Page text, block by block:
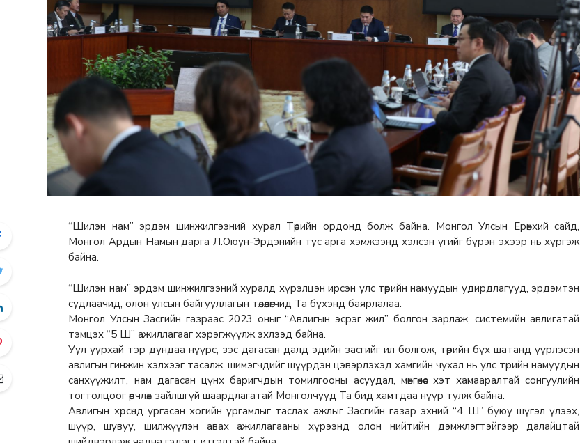
“Шилэн нам” эрдэм шинжилгээний хурал Төрийн ордонд болж байна. Монгол Улсын Ерөнхий сайд,
Монгол Ардын Намын дарга Л.Оюун-Эрдэнийн тус арга хэмжээнд хэлсэн үгийг бүрэн эхээр нь хүргэж
байна.
“Шилэн нам” эрдэм шинжилгээний хуралд хүрэлцэн ирсэн улс төрийн намуудын удирдлагууд, эрдэмтэн
судлаачид, олон улсын байгууллагын төлөөлөгчид Та бүхэнд баярлалаа.
Монгол Улсын Засгийн газраас 2023 оныг “Авлигын эсрэг жил” болгон зарлаж, системийн авлигатай
тэмцэх “5 Ш” ажиллагааг хэрэгжүүлж эхлээд байна.
Уул уурхай тэр дундаа нүүрс, зэс дагасан далд эдийн засгийг ил болгож, төрийн бүх шатанд үүрлэсэн
авлигын гинжин хэлхээг тасалж, шимэгчдийг шүүрдэн цэвэрлэхэд хамгийн чухал нь улс төрийн намуудын
санхүүжилт, нам дагасан цүнх баригчдын томилгооны асуудал, мөнгөнөөс хэт хамааралтай сонгуулийн
тогтолцоог өөрчлөх зайлшгүй шаардлагатай Монголчууд Та бид хамтдаа нүүр тулж байна.
Авлигын хөрсөнд ургасан хогийн ургамлыг таслах ажлыг Засгийн газар эхний “4 Ш” буюу шүгэл үлээх,
шүүр, шувуу, шилжүүлэн авах ажиллагааны хүрээнд олон нийтийн дэмжлэгтэйгээр далайцтай